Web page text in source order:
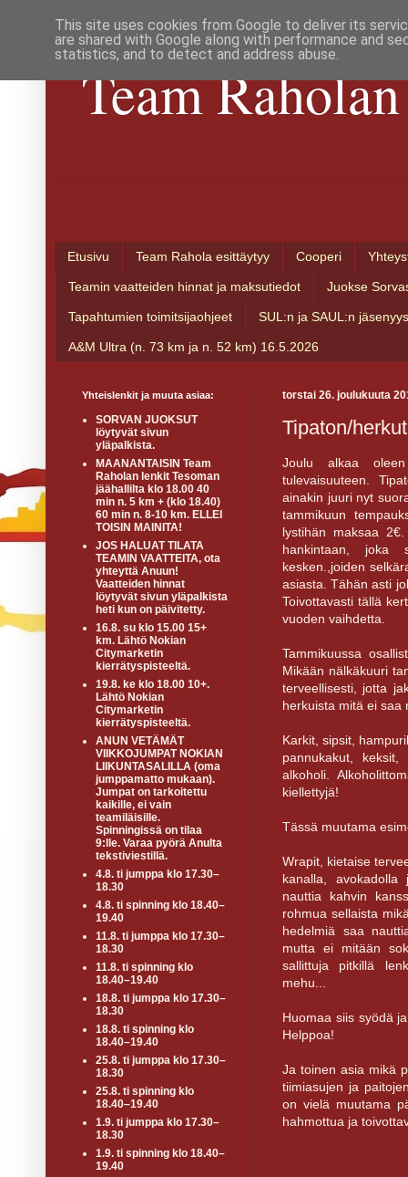
Team
Etusivu Team Rahola esittäytyy Cooperi
Teamin vaatteiden hinnat ja maksutiedot Juokse
Tapahtumien toimitsijaohjeet SUL:n ja SAUL:n jäsenyys
A&M Ultra (n. 73 km ja n. 52 km) 16.5.2026
torstai 26. joulukuuta
Tipaton/
Joulu alkaa
tulevaisuuteen.
ainakin juuri nyt
tammikuun
lystihän maksaa
hankintaan, joka
kesken.,joiden
asiasta. Tähän asti
Toivottavasti tällä
vuoden vaihdetta.
Tammikuussa
Mikään nälkäkuuri
terveellisesti, jotta
herkuista mitä ei saa
Karkit, sipsit,
pannukakut,
alkoholi.
kiellettyjä!
Tässä muutama
Wrapit, kietaise
kanalla,
nauttia kahvin
rohmua sellaista
hedelmiä saa
mutta ei mitään
sallittuja pitkillä
mehu...
Huomaa siis syödä
Helppoa!
Ja toinen asia mikä
tiimiasujen ja
on vielä muutama
hahmottua ja
Yhteislenkit ja muuta asiaa:
SORVAN JUOKSUT
löytyvät sivun
yläpalkista.
MAANANTAISIN Team
Raholan lenkit Tesoman
jäähallilta klo 18.00 40
min n. 5 km + (klo 18.40)
60 min n. 8-10 km. ELLEI
TOISIN MAINITA!
JOS HALUAT TILATA
TEAMIN VAATTEITA, ota
yhteyttä Anuun!
Vaatteiden hinnat
löytyvät sivun yläpalkista
heti kun on päivitetty.
16.8. su klo 15.00 15+
km. Lähtö Nokian
Citymarketin
kierrätyspisteeltä.
19.8. ke klo 18.00 10+.
Lähtö Nokian
Citymarketin
kierrätyspisteeltä.
ANUN VETÄMÄT
VIIKKOJUMPAT NOKIAN
LIIKUNTASALILLA (oma
jumppamatto mukaan).
Jumpat on tarkoitettu
kaikille, ei vain
teamiläisille.
Spinningissä on tilaa
9:lle. Varaa pyörä Anulta
tekstiviestillä.
4.8. ti jumppa klo 17.30–
18.30
4.8. ti spinning klo 18.40–
19.40
11.8. ti jumppa klo 17.30–
18.30
11.8. ti spinning klo
18.40–19.40
18.8. ti jumppa klo 17.30–
18.30
18.8. ti spinning klo
18.40–19.40
25.8. ti jumppa klo 17.30–
18.30
25.8. ti spinning klo
18.40–19.40
1.9. ti jumppa klo 17.30–
18.30
1.9. ti spinning klo 18.40–
19.40
This site uses cookies from Google to deliver its
are shared with Google along with performance and
statistics, and to detect and address abuse.